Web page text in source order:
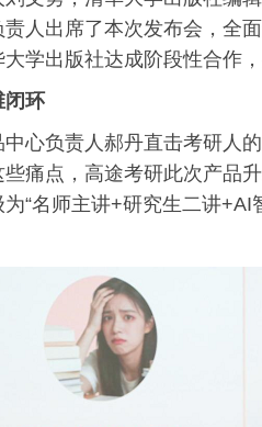
人出席了本次发布会，全
学出版社达成阶段性合作
闭环
心负责人郝丹直击考研人
痛点，高途考研此次产品
“名师主讲+研究生二讲